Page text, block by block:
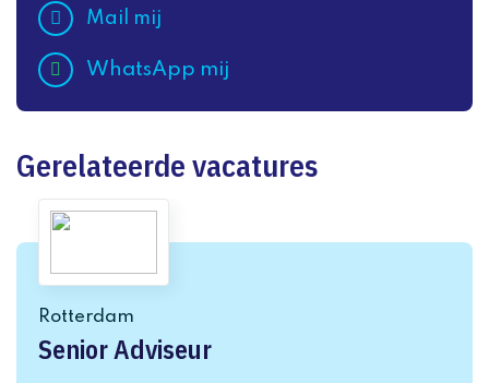
Mail mij
WhatsApp mij
Gerelateerde vacatures
Rotterdam
Senior Adviseur